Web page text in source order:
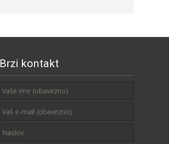
Brzi kontakt